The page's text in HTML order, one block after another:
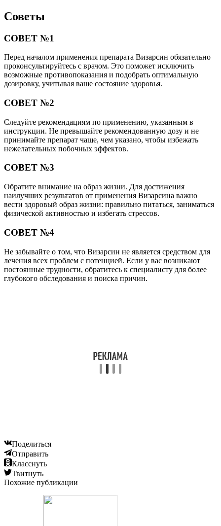
Советы
СОВЕТ №1
Перед началом применения препарата Визарсин обязательно
проконсультируйтесь с врачом. Это поможет исключить
возможные противопоказания и подобрать оптимальную
дозировку, учитывая ваше состояние здоровья.
СОВЕТ №2
Следуйте рекомендациям по применению, указанным в
инструкции. Не превышайте рекомендованную дозу и не
принимайте препарат чаще, чем указано, чтобы избежать
нежелательных побочных эффектов.
СОВЕТ №3
Обратите внимание на образ жизни. Для достижения
наилучших результатов от применения Визарсина важно
вести здоровый образ жизни: правильно питаться, заниматься
физической активностью и избегать стрессов.
СОВЕТ №4
Не забывайте о том, что Визарсин не является средством для
лечения всех проблем с потенцией. Если у вас возникают
постоянные трудности, обратитесь к специалисту для более
глубокого обследования и поиска причин.
Поделиться
Отправить
Класснуть
Твитнуть
Похожие публикации